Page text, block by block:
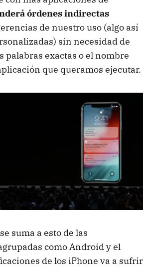
órdenes indirectas
de nuestro uso (algo así
sin necesidad de
palabras exactas o el nombre
que queramos ejecutar.
suma a esto de las
como Android y el
de los iPhone va a sufrir